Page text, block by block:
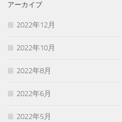
アーカイブ
2022年12月
2022年10月
2022年8月
2022年6月
2022年5月